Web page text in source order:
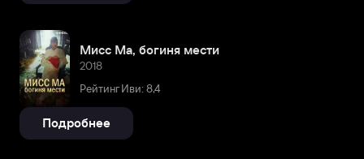
Мисс Ма, богиня мести
2018
Рейтинг Иви: 8,4
Подробнее